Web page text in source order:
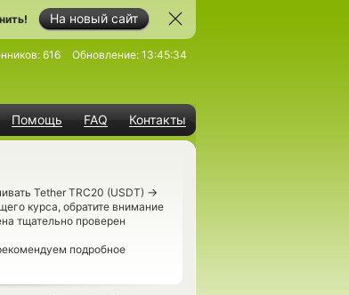
На новый сайт
Помощь FAQ Контакты
616 Обновление: 13:45:34
Tether TRC20 (USDT) →
курса, обратите внимание
тщательно проверен
подробное